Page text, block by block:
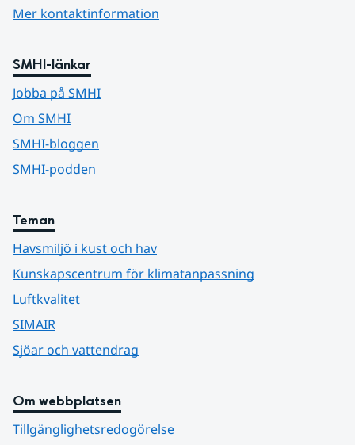
Mer kontaktinformation
SMHI-länkar
Jobba på SMHI
Om SMHI
SMHI-bloggen
SMHI-podden
Teman
Havsmiljö i kust och hav
Kunskapscentrum för klimatanpassning
Luftkvalitet
SIMAIR
Sjöar och vattendrag
Om webbplatsen
Tillgänglighetsredogörelse